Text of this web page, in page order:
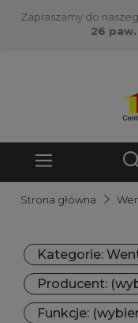
Zapraszamy do
26
Strona główna
Kategorie:
Producent:
Funkcje: